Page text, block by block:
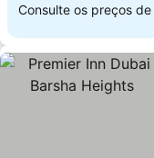
Consulte os preços de